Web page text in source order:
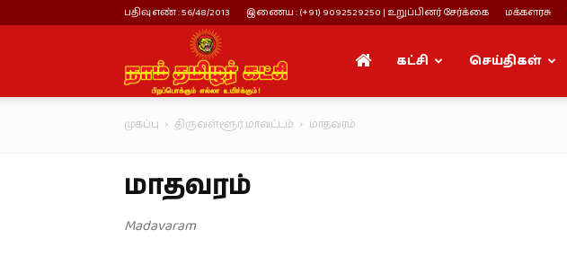
பதிவு எண் : 56/48/2013 இணைய : (+91) 9092529250 | உறுப்பினர் சேர்க்கை மக்களரசு
நாம்
தமிழர்
கட்சி செய்திகள்
முகப்பு திருவள்ளூர் மாவட்டம் மாதவரம்
மாதவரம்
Madavaram